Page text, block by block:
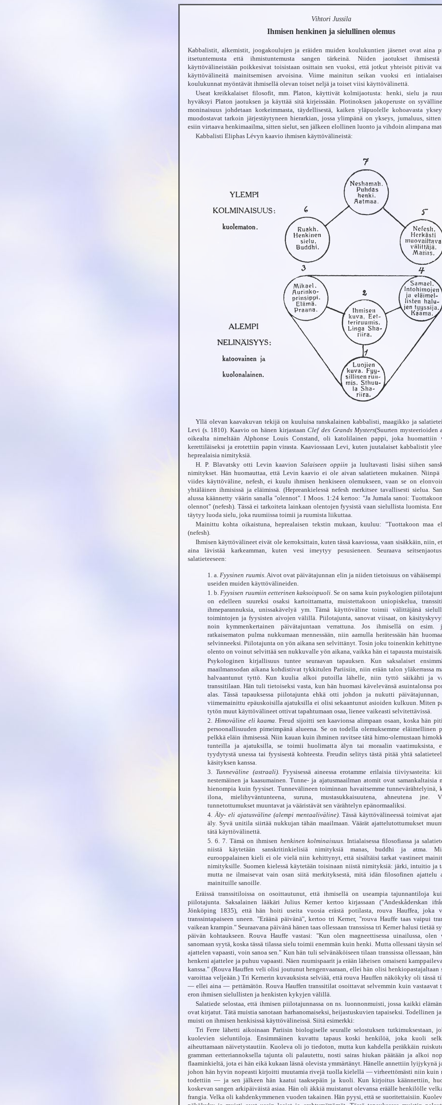
Vihtori Jussila
Ihmisen henkinen ja sielullinen olemus
Kabbalistit, alkemistit, joogakoulujen ja eräiden muiden koulukuntien jäsenet ovat aina
itsetuntemusta että ihmistuntemusta sangen tärkeinä. Niiden jaotukset
käyttövälineistään poikkesivat toisistaan osittain sen vuoksi, että jotkut yhteisöt pitivät
käyttövälineitä mainitsemisen arvoisina. Viime mainitun seikan vuoksi eri
koulukunnat myöntävät ihmisellä olevan toiset neljä ja toiset viisi käyttövälinettä.
Useat kreikkalaiset filosofit, mm. Platon, käyttivät kolmijaotusta: henki, sielu ja
hyväksyi Platon jaotuksen ja käyttää sitä kirjeissään. Plotinoksen jakoperuste on
moninaisuus johdetaan korkeimmasta, täydellisestä, kaiken yläpuolelle kohoavasta
muodostavat tarkoin järjestäytyneen hierarkian, jossa ylimpänä on ykseys, jumaluus,
esiin virtaava henkimaailma, sitten sielut, sen jälkeen elollinen luonto ja vihdoin alimpana
Kabbalisti Eliphas Lévyn kaavio ihmisen käyttövälineistä:
Yllä olevan kaavakuvan tekijä on kuuluisa ranskalainen kabbalisti, maagikko ja
Levi (s. 1810). Kaavio on hänen kirjastaanClef des Grands Mysters(Suurten mysteerioiden
oikealta nimeltään Alphonse Louis Constand, oli katolilainen pappi, joka huomattiin
kerettiläiseksi ja erotettiin papin virasta. Kaaviossaan Levi, kuten juutalaiset kabbalistit
heprealaisia nimityksiä.
H. P. Blavatsky otti Levin kaavion Salaiseen oppiin ja luultavasti lisäsi siihen
nimitykset. Hän huomauttaa, että Levin kaavio ei ole aivan salatieteen mukainen. Niinpä
viides käyttöväline, nefesh, ei kuulu ihmisen henkiseen olemukseen, vaan se on
yhtäläinen ihmisissä ja eläimissä. (Hepreankielessä nefesh merkitsee tavallisesti sielua.
alussa käännetty väärin sanalla "olennot". I Moos. 1:24 kertoo: "Ja Jumala sanoi:
olennot" (nefesh). Tässä ei tarkoiteta lainkaan olentojen fyysistä vaan sielullista luomista.
täytyy luoda sielu, joka ruumiissa toimii ja ruumista liikuttaa.
Mainittu kohta oikaistuna, heprealaisen tekstin mukaan, kuuluu: "Tuottakoon maa
(nefesh).
Ihmisen käyttövälineet eivät ole kerroksittain, kuten tässä kaaviossa, vaan sisäkkäin, niin,
aina lävistää karkeamman, kuten vesi imeytyy pesusieneen. Seuraava
salatieteeseen:
1. a.Fyysinen ruumis. Aivot ovat päivätajunnan elin ja niiden tietoisuus on
useiden muiden käyttövälineiden.
1. b.Fyysisen ruumiin eetterinen kaksoispuoli. Se on sama kuin psykologien
on edelleen suureksi osaksi kartoittamatta, muistettakoon uniopiskelua,
ihmeparannuksia, unissakävelyä ym. Tämä käyttöväline toimii välittäjänä
toimintojen ja fyysisten aivojen välillä. Piilotajunta, sanovat viisaat, on
noin kymmenkertainen päivätajuntaan verrattuna. Jos ihmisellä on esim.
ratkaisematon pulma nukkumaan mennessään, niin aamulla herätessään hän
selvinneeksi. Piilotajunta on yön aikana sen selvittänyt. Tosin joku toinenkin
olento on voinut selvittää sen nukkuvalle yön aikana, vaikka hän ei tapausta
Psykologinen kirjallisuus tuntee seuraavan tapauksen. Kun saksalaiset
maailmansodan aikana kohdistivat tykkitulen Pariisiin, niin erään talon yläkerrassa
halvaantunut tyttö. Kun kuulia alkoi putoilla lähelle, niin tyttö säikähti ja
transsitilaan. Hän tuli tietoiseksi vasta, kun hän huomasi kävelevänsä asuintalonsa
alas. Tässä tapauksessa piilotajunta ehkä otti johdon ja nukutti päivätajunnan,
viimemainittu epäuskoisilla ajatuksilla ei olisi sekaantunut asioiden kulkuun. Miten
tytön muut käyttövälineet ottivat tapahtumaan osaa, lienee vaikeasti selvitettävissä.
2. Himoväline eli kaama. Freud sijoitti sen kaavionsa alimpaan osaan, koska hän
persoonallisuuden pimeimpänä alueena. Se on todella olemuksemme eläimellinen
pelkkä eläin ihmisessä. Niin kauan kuin ihminen ravitsee tätä himo-olemustaan
tunteilla ja ajatuksilla, se toimii huolimatta älyn tai moraalin vaatimuksista,
tyydytystä unessa tai fyysisestä kohteesta. Freudin selitys tästä pitää yhtä
käsityksen kanssa.
3. Tunneväline (astraali). Fyysisessä aineessa erotamme erilaisia tiiviysasteita:
nestemäinen ja kaasumainen. Tunne- ja ajatusmaailman atomit ovat samankaltaisia
hienompia kuin fyysiset. Tunnevälineen toiminnan havaitsemme tunnevärähtelyinä,
ilona, mielihyväntunteena, suruna, mustasukkaisuutena, ahneutena jne.
tunnetottumukset muuntavat ja vääristävät sen värähtelyn epänormaaliksi.
4.Äly- eli ajatusväline (alempi mentaaliväline). Tässä käyttövälineessä toimivat
äly. Syvä unitila siirtää nukkujan tähän maailmaan. Väärät ajattelutottumukset
tätä käyttövälinettä.
5. 6. 7. Tämä on ihmisen henkinen kolminaisuus. Intialaisessa filosofiassa ja
niistä käytetään sanskritinkielisiä nimityksiä manas, buddhi ja atma.
eurooppalainen kieli ei ole vielä niin kehittynyt, että sisältäisi tarkat vastineet
nimityksille. Suomen kielessä käytetään toisinaan niistä nimityksiä: järki, intuitio ja
mutta ne ilmaisevat vain osan siitä merkityksestä, mitä idän filosofinen ajattelu
mainituille sanoille.
Eräissä transsitiloissa on osoittautunut, että ihmisellä on useampia tajunnantiloja
piilotajunta. Saksalainen lääkäri Julius Kerner kertoo kirjassaan ("Andeskåderskan
Jönköping 1835), että hän hoiti useita vuosia erästä potilasta, rouva Hauffea, joka
transsintapaiseen uneen. "Eräänä päivänä", kertoo tri Kerner, "rouva Hauffe taas vaipui
vaikean krampin." Seuraavana päivänä hänen taas ollessaan transsissa tri Kerner halusi tietää
päivän kohtaukseen. Rouva Hauffe vastasi: "Kun olen magneettisessa uinailussa, olen
sanomaan syytä, koska tässä tilassa sielu toimii enemmän kuin henki. Mutta ollessani täysin
ajattelen vapaasti, voin sanoa sen." Kun hän tuli selvänäköiseen tilaan transsissa ollessaan,
henkeni ajattelee ja puhuu vapaasti. Näen ruumispaarit ja erään läheisen omaiseni
kanssa." (Rouva Hauffen veli olisi joutunut hengenvaaraan, ellei hän olisi henkiopastajaltaan
varoittaa veljeään.) Tri Kernerin kuvauksista selviää, että rouva Hauffen näkökyky oli tässä
— ellei aina — pettämätön. Rouva Hauffen transsitilat osoittavat selvemmin kuin vastaavat
eron ihmisen sielullisten ja henkisten kykyjen välillä.
Salatiede selostaa, että ihmisen piilotajunnassa on ns. luonnonmuisti, jossa kaikki
ovat kirjatut. Tätä muistia sanotaan harhanomaiseksi, heijastuskuvien tapaiseksi. Todellinen
muisti on ihmisen henkisissä käyttövälineissä. Siitä esimerkki:
Tri Ferre lähetti aikoinaan Pariisin biologiselle seuralle selostuksen tutkimuksestaan,
kuolevien sieluntiloja. Ensimmäinen kuvattu tapaus koski henkilöä, joka kuoli
aiheuttamaan näivetystautiin. Kuoleva oli jo tiedoton, mutta kun kahdella peräkkäin
gramman eetteriannoksella tajunta oli palautettu, nosti sairas hiukan päätään ja alkoi
flaaminkieltä, jota ei hän eikä kukaan läsnä olevista ymmärtänyt. Hänelle annettiin lyijykynä
johon hän hyvin nopeasti kirjoitti muutamia rivejä tuolla kielellä — virheettömästi niin kuin
todettiin — ja sen jälkeen hän kaatui taaksepäin ja kuoli. Kun kirjoitus käännettiin,
koskevan sangen arkipäiväistä asiaa. Hän oli äkkiä muistanut olevansa eräälle henkilölle
frangia. Velka oli kahdenkymmenen vuoden takainen. Hän pyysi, että se suoritettaisiin.